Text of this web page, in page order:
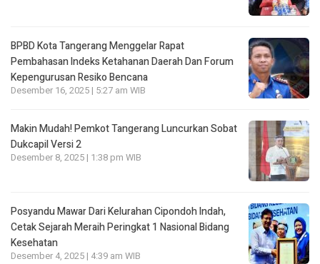
BPBD Kota Tangerang Menggelar Rapat
Pembahasan lndeks Ketahanan Daerah Dan Forum
Kepengurusan Resiko Bencana
Desember 16, 2025 | 5:27 am WIB
Makin Mudah! Pemkot Tangerang Luncurkan Sobat
Dukcapil Versi 2
Desember 8, 2025 | 1:38 pm WIB
Posyandu Mawar Dari Kelurahan Cipondoh lndah,
Cetak Sejarah Meraih Peringkat 1 Nasional Bidang
Kesehatan
Desember 4, 2025 | 4:39 am WIB